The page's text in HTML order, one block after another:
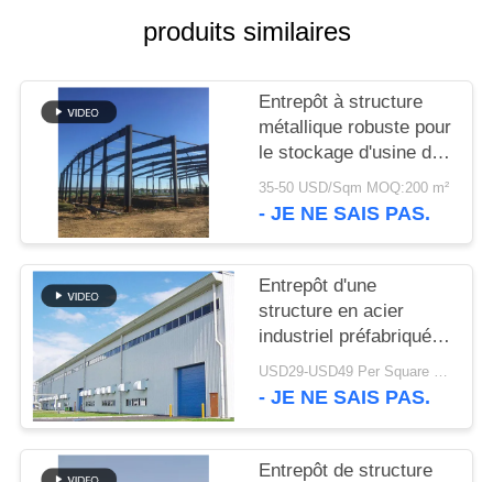
SOLUTION
DE
DÉFAUT
BLOG
PLAN
DU
SITE
PRIVACY
POLICY
produits similaires
Entrepôt à structure
métallique robuste pour
le stockage d'usine de
ciment
35-50 USD/Sqm MOQ:200 m²
- JE NE SAIS PAS.
Entrepôt d'une
structure en acier
industriel préfabriqué à
boulonnage moderne et
robuste pour usine
USD29-USD49 Per Square Meter MOQ:200 mètres carrés
- JE NE SAIS PAS.
Entrepôt de structure